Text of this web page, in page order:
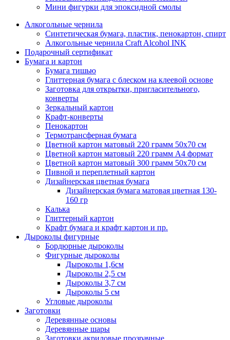
Мини фигурки для эпоксидной смолы
Алкогольные чернила
Синтетическая бумага, пластик, пенокартон, спирт
Алкогольные чернила Craft Alcohol INK
Подарочный сертификат
Бумага и картон
Бумага тишью
Глиттерная бумага с блеском на клеевой основе
Заготовка для открытки, пригласительного,
конверты
Зеркальный картон
Крафт-конверты
Пенокартон
Термотрансферная бумага
Цветной картон матовый 220 грамм 50х70 см
Цветной картон матовый 220 грамм A4 формат
Цветной картон матовый 300 грамм 50х70 см
Пивной и переплетный картон
Дизайнерская цветная бумага
Дизайнерская бумага матовая цветная 130-
160 гр
Калька
Глиттерный картон
Крафт бумага и крафт картон и пр.
Дыроколы фигурные
Бордюрные дыроколы
Фигурные дыроколы
Дыроколы 1,6см
Дыроколы 2,5 см
Дыроколы 3,7 см
Дыроколы 5 см
Угловые дыроколы
Заготовки
Деревянные основы
Деревянные шары
Заготовки акриловые прозрачные